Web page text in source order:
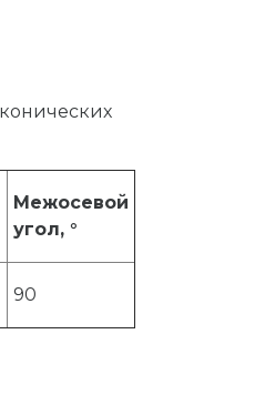
Межосевой
угол, °
90